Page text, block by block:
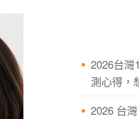
2026台灣
測心得，
2026 台